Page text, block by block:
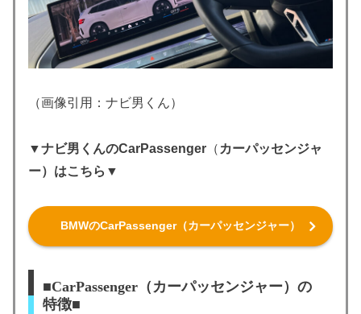
（画像引用：ナビ男くん）
▼ナビ男くんのCarPassenger （ カーパッセンジャ
ー）はこちら▼
BMWのCarPassenger（カーパッセンジャー）
■CarPassenger（カーパッセンジャー）の
特徴■